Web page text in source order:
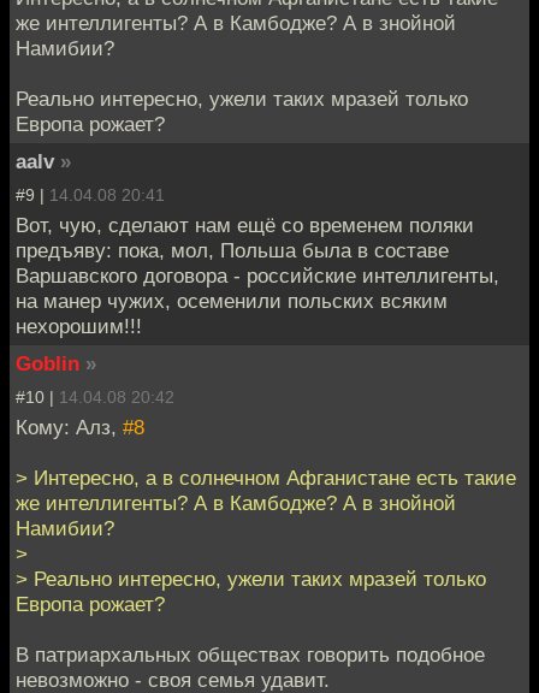
же интеллигенты? А в Камбодже? А в знойной
Намибии?
Реально интересно, ужели таких мразей только
Европа рожает?
aalv »
#9 | 14.04.08 20:41
Вот, чую, сделают нам ещё со временем поляки
предъяву: пока, мол, Польша была в составе
Варшавского договора - российские интеллигенты,
на манер чужих, осеменили польских всяким
нехорошим!!!
Goblin »
#10 | 14.04.08 20:42
Кому: Алз, #8
> Интересно, а в солнечном Афганистане есть такие
же интеллигенты? А в Камбодже? А в знойной
Намибии?
>
> Реально интересно, ужели таких мразей только
Европа рожает?
В патриархальных обществах говорить подобное
невозможно - своя семья удавит.